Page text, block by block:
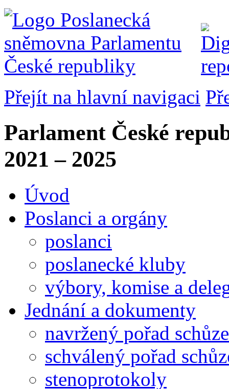
Přejít na hlavní navigaci
Parlament České
2021 – 2025
Úvod
Poslanci a orgány
poslanci
poslanecké kluby
výbory, komise a
Jednání a dokumenty
navržený pořad schůze
schválený pořad
stenoprotokoly